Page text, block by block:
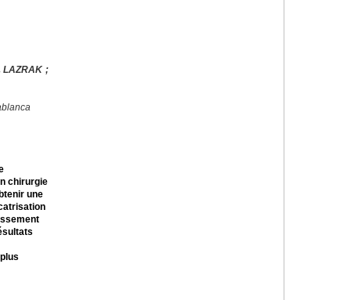
LAZRAK ;
chirurgie
une